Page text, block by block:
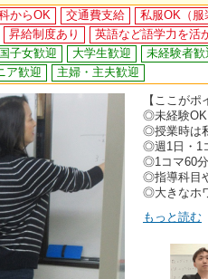
からOK 交通費支給 私服OK（服
昇給制度あり 英語など語学力を活
子女歓迎 大学生歓迎 未経験者歓
ア歓迎 主婦・主夫歓迎
【ここがポ
◎未経験
◎授業時は
◎週1日・1
◎1コマ60分
◎指導科目
◎大きなホ
もっと読む